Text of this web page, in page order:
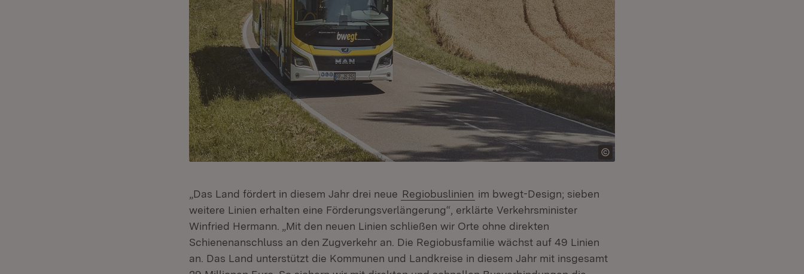
„Das Land fördert in diesem Jahr drei neue Regiobuslinien im bwegt-Design; sieben
weitere Linien erhalten eine Förderungsverlängerung“, erklärte Verkehrsminister
Winfried Hermann. „Mit den neuen Linien schließen wir Orte ohne direkten
Schienenanschluss an den Zugverkehr an. Die Regiobusfamilie wächst auf 49 Linien
an. Das Land unterstützt die Kommunen und Landkreise in diesem Jahr mit insgesamt